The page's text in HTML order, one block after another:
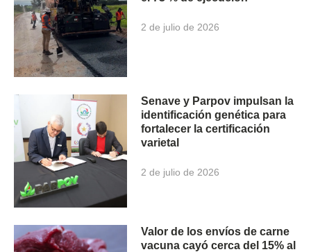
2 de julio de 2026
Senave y Parpov impulsan la
identificación genética para
fortalecer la certificación
varietal
2 de julio de 2026
Valor de los envíos de carne
vacuna cayó cerca del 15% al